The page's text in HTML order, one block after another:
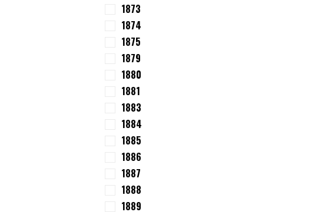
1873
1874
1875
1879
1880
1881
1883
1884
1885
1886
1887
1888
1889